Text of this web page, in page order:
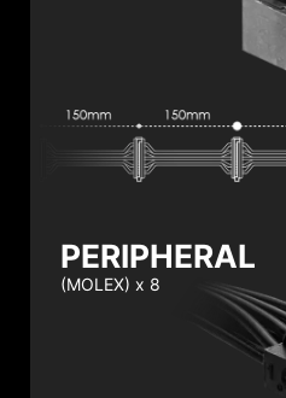
PERIPHERAL
(MOLEX) x 8